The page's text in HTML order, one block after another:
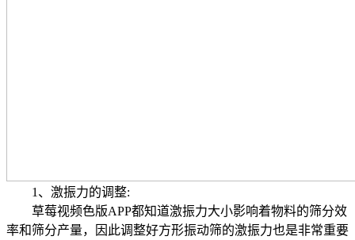
1、激振力的调整:
草莓视频色版APP都知道激振力大小影响着物料的筛分效
率和筛分产量，因此调整好方形振动筛的激振力也是非常重要